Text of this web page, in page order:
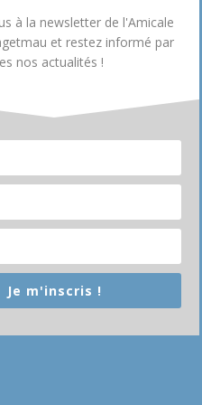
à la newsletter de l'Amicale
et restez informé par
nos actualités !
Je m'inscris !